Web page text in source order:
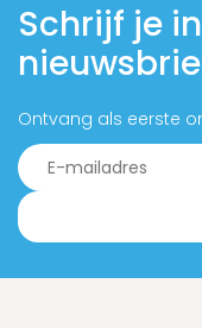
Schrijf je
Ontvang als eerste